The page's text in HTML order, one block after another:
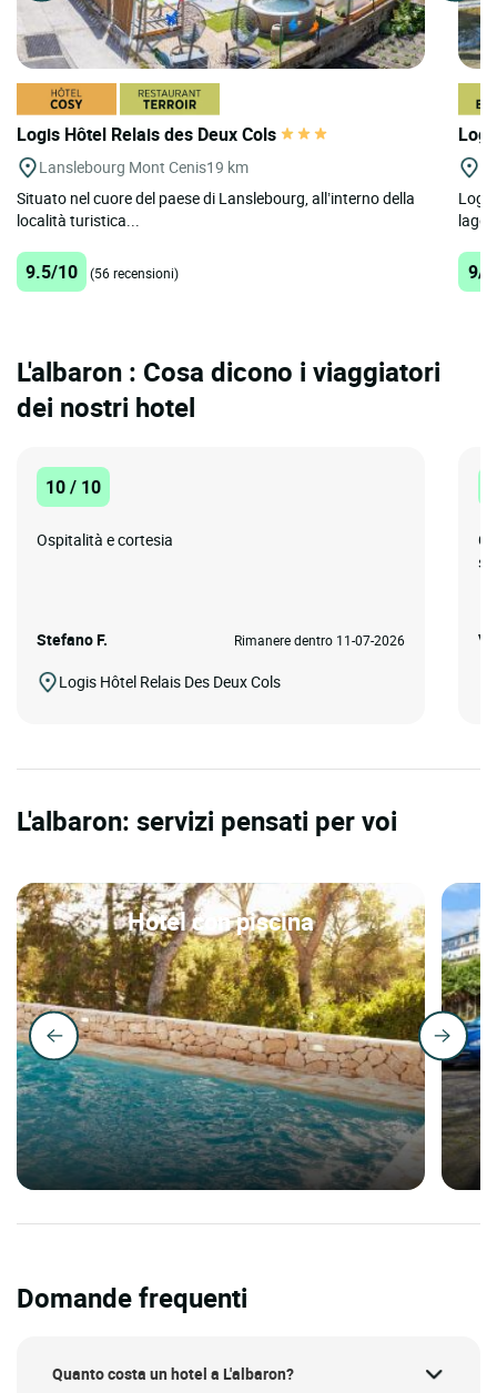
Logis Hôtel Relais des Deux Cols
Lanslebourg Mont Cenis19 km
Situato nel cuore del paese di Lanslebourg, all’interno della
località turistica...
9.5/10 (56 recensioni)
lago,
9/
L'albaron : Cosa dicono i viaggiatori
dei nostri hotel
10 / 10
Ospitalità e cortesia
Stefano F. Rimanere dentro 11-07-2026
Logis Hôtel Relais Des Deux Cols
L'albaron: servizi pensati per voi
Hotel con piscina
Domande frequenti
Quanto costa un hotel a L'albaron?